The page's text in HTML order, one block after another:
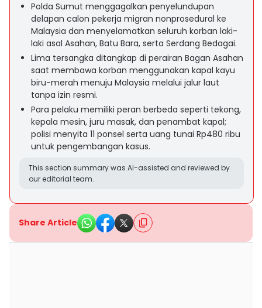
Polda Sumut menggagalkan penyelundupan
delapan calon pekerja migran nonprosedural ke
Malaysia dan menyelamatkan seluruh korban laki-
laki asal Asahan, Batu Bara, serta Serdang Bedagai.
Lima tersangka ditangkap di perairan Bagan Asahan
saat membawa korban menggunakan kapal kayu
biru-merah menuju Malaysia melalui jalur laut
tanpa izin resmi.
Para pelaku memiliki peran berbeda seperti tekong,
kepala mesin, juru masak, dan penambat kapal;
polisi menyita 11 ponsel serta uang tunai Rp480 ribu
untuk pengembangan kasus.
This section summary was AI-assisted and reviewed by
our editorial team.
Share Article